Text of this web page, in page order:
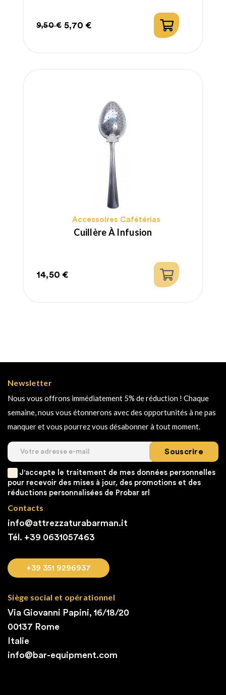
Prix
9,50 €
Prix
5,70 €
Accessoires Cafétérias
Cuillère À Infusion
Prix
14,50 €
Newsletter
Nous vous offrons immédiatement 5% de réduction ! Chaque
semaine, nous vous étonnerons avec des opportunités à ne pas
manquer et vous pourrez vous désabonner à tout moment.
Souscrire
J'accepte le traitement de mes données personnelles
pour recevoir des mises à jour, des promotions et des
réductions personnalisées de Probar srl
Contacts
info@attrezzaturabarman.it
Tél. +39 0631057463
+39 351 9296937
Siège social et opérationnel
Via Giovanni Papini, 16/18/20
00137 Rome
Italie
info@bar-equipment.com